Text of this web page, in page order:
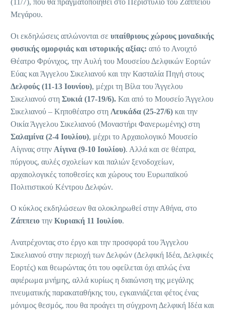
(11/7), που θα πραγματοποιηθεί στο Περιστύλιο του Ζαππείου
Μεγάρου.
Οι εκδηλώσεις απλώνονται σε υπαίθριους χώρους μοναδικής
φυσικής ομορφιάς και ιστορικής αξίας: από το Ανοιχτό
Θέατρο Φρύνιχος, την Αυλή του Μουσείου Δελφικών Εορτών
Εύας και Άγγελου Σικελιανού και την Κασταλία Πηγή στους
Δελφούς (11-13 Ιουνίου), μέχρι τη Βίλα του Άγγελου
Σικελιανού στη Συκιά (17-19/6). Και από το Μουσείο Άγγελου
Σικελιανού – Κηποθέατρο στη Λευκάδα (25-27/6) και την
Οικία Άγγελου Σικελιανού (Μοναστήρι Φανερωμένης) στη
Σαλαμίνα (2-4 Ιουλίου), μέχρι το Αρχαιολογικό Μουσείο
Αίγινας στην Αίγινα (9-10 Ιουλίου). Αλλά και σε θέατρα,
πύργους, αυλές σχολείων και παλιών ξενοδοχείων,
αρχαιολογικές τοποθεσίες και χώρους του Ευρωπαϊκού
Πολιτιστικού Κέντρου Δελφών.
Ο κύκλος εκδηλώσεων θα ολοκληρωθεί στην Αθήνα, στο
Ζάππειο την Κυριακή 11 Ιουλίου.
Ανατρέχοντας στο έργο και την προσφορά του Άγγελου
Σικελιανού στην περιοχή των Δελφών (Δελφική Ιδέα, Δελφικές
Εορτές) και θεωρώντας ότι του οφείλεται όχι απλώς ένα
αφιέρωμα μνήμης, αλλά κυρίως η διαιώνιση της μεγάλης
πνευματικής παρακαταθήκης του, εγκαινιάζεται φέτος ένας
μόνιμος θεσμός, που θα προάγει τη σύγχρονη Δελφική Ιδέα και